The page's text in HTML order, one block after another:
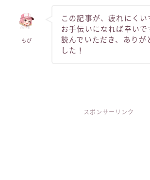
もぴ
この記事が、疲れにくい
お手伝いになれば幸いで
読んでいただき、ありが
した！
スポンサーリンク